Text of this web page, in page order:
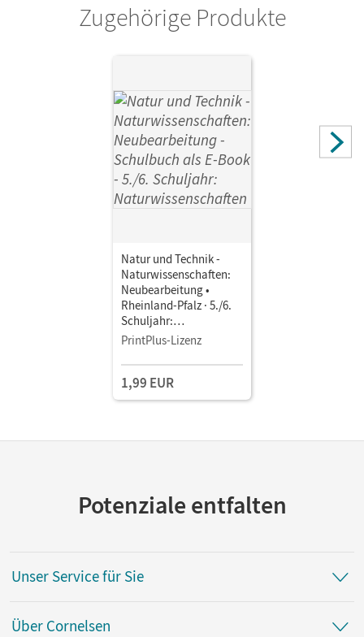
Wiedenmann, Gottfried; Schröder, Norbert; Pätzelt,
Wilhelm; Heepmann, Bernd; Stelzig, Ingmar; Kühl, Ralf;
Kretzschmar, Erich; Lichtenberger, Jochim; Pfohl, Ute;
Barheine, Barbara; Kuck, Carsten; Gutmann, Anita;
Malcotti, Ainoa; Täubner, Claudia; Weiler, Judith; Theis,
Sven; Rau, Verena; Hintzen, Oliver; Abegg, Volker
Zugehörige Produkte
Natur und Technik -
Naturwissenschaften:
Neubearbeitung •
Rheinland-Pfalz · 5./6.
Schuljahr:
Naturwissenschaften •
PrintPlus-Lizenz
1,99 EUR
Potenziale entfalten
Unser Service für Sie
Über Cornelsen